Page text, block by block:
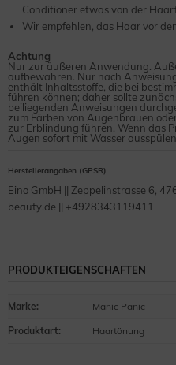
Conditioner etwas von der
Wir empfehlen, das Haar vor
Achtung
Nur zur äußeren Anwendung.
aufbewahren. Nur nach
enthält Inhaltsstoffe, die bei
führen können; daher sollte
beiliegenden Anweisungen
zum Färben von Augenbrauen
zur Erblindung führen. Wenn das
Augen sofort mit Wasser
Herstellerangaben (GPSR)
Eino GmbH || Zeppelinstrasse 6,
beauty.de || +4928343119411
PRODUKTEIGENSCHAFTEN
Marke: Manic Panic
Produktart: Haartönung